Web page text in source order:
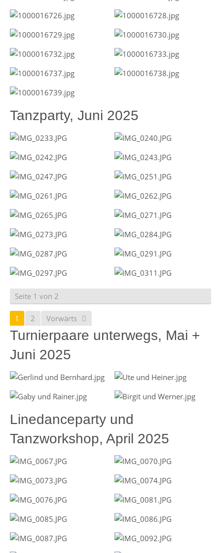
Tanzparty, Juni 2025
Seite 1 von 2
1 2 Vorwärts
Turnierpaare unterwegs, Mai +
Juni 2025
Linedanceparty und
Tanzworkshop, April 2025